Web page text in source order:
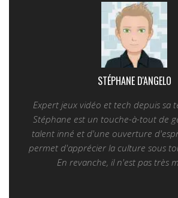
STÉPHANE D'ANGELO
Expert jeux vidéo et tech depuis sa
Stéphane est un touche-à-tout de
talent inné et d'une ouverture
permet d'apprécier la culture sous
En revanche, il n'est pas très